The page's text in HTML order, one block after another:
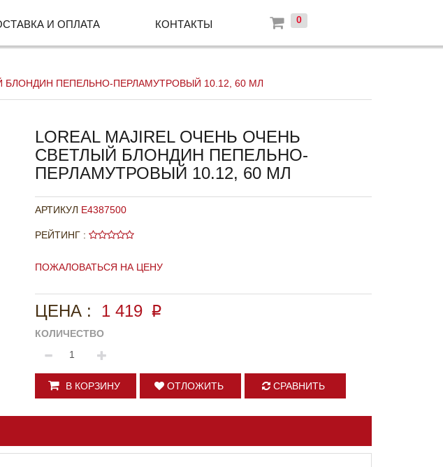
И ОПЛАТА КОНТАКТЫ 0
БЛОНДИН ПЕПЕЛЬНО-ПЕРЛАМУТРОВЫЙ 10.12, 60 МЛ
LOREAL MAJIREL ОЧЕНЬ ОЧЕНЬ
СВЕТЛЫЙ БЛОНДИН ПЕПЕЛЬНО-
ПЕРЛАМУТРОВЫЙ 10.12, 60 МЛ
АРТИКУЛ E4387500
РЕЙТИНГ :
ПОЖАЛОВАТЬСЯ НА ЦЕНУ
ЦЕНА : 1 419 p
КОЛИЧЕСТВО
В КОРЗИНУ ОТЛОЖИТЬ СРАВНИТЬ